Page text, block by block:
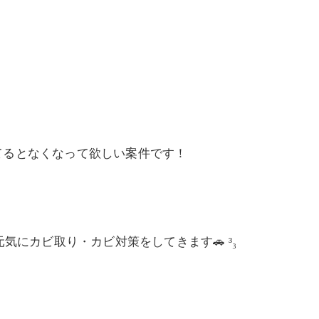
となくなって欲しい案件です！
にカビ取り・カビ対策をしてきます🚗 ³₃